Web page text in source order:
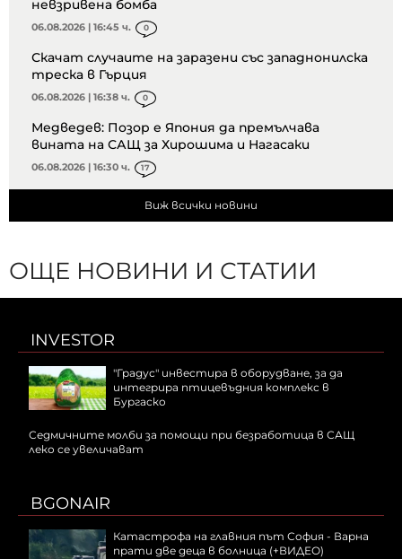
невзривена бомба
06.08.2026 | 16:45 ч. 0
Скачат случаите на заразени със западнонилска
треска в Гърция
06.08.2026 | 16:38 ч. 0
Медведев: Позор е Япония да премълчава
вината на САЩ за Хирошима и Нагасаки
06.08.2026 | 16:30 ч. 17
Виж всички новини
ОЩЕ НОВИНИ И СТАТИИ
INVESTOR
"Градус" инвестира в оборудване, за да
интегрира птицевъдния комплекс в
Бургаско
Седмичните молби за помощи при безработица в САЩ
леко се увеличават
BGONAIR
Катастрофа на главния път София - Варна
прати две деца в болница (+ВИДЕО)